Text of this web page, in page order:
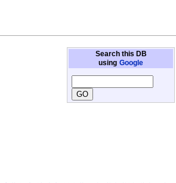
Search this DB
using Google